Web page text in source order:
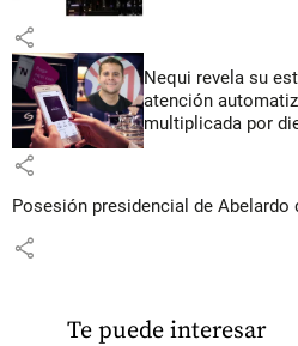
share
Nequi revela su
atención
multiplicada por
share
Posesión presidencial de Abelardo
share
Te puede interesar